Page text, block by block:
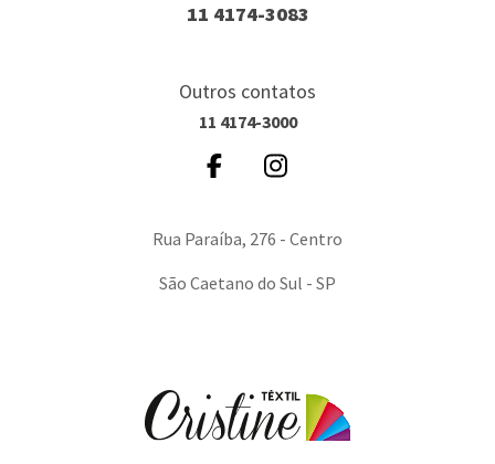
11 4174-3083
Outros contatos
11 4174-3000
Rua Paraíba, 276 - Centro
São Caetano do Sul - SP